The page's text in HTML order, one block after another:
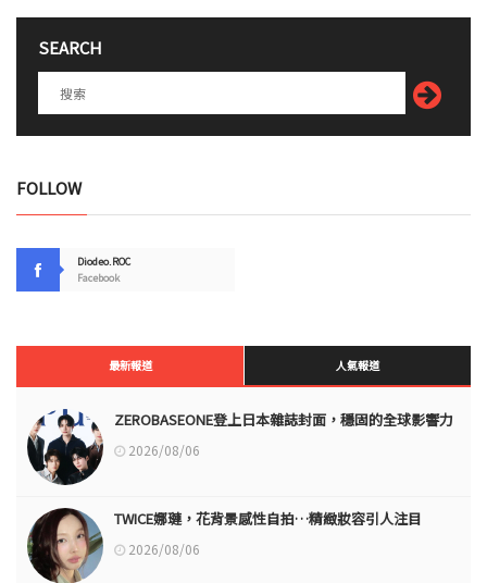
SEARCH
FOLLOW
Diodeo.ROC
Facebook
最新報道 人氣報道
ZEROBASEONE登上日本雜誌封面，穩固的全球影響力
2026/08/06
TWICE娜璉，花背景感性自拍…精緻妝容引人注目
2026/08/06